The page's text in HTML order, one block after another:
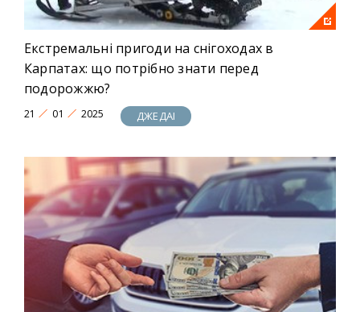
Екстремальні пригоди на снігоходах в
Карпатах: що потрібно знати перед
подорожжю?
21 01 2025 ДЖЕДАІ